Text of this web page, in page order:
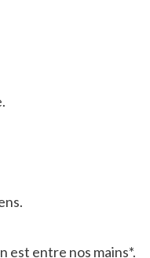
est entre nos mains*.